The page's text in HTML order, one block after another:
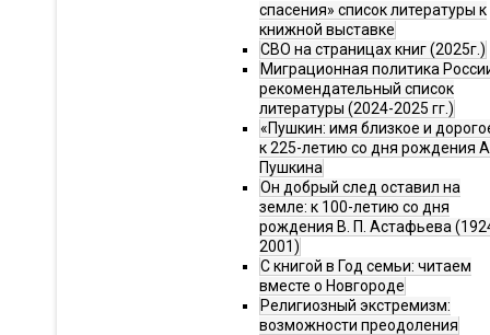
спасения» список литературы к
книжной выставке
СВО на страницах книг (2025г.)
Миграционная политика
рекомендательный список
литературы (2024-2025 гг.)
«Пушкин: имя близкое и
к 225-летию со дня рождения
Пушкина
Он добрый след оставил на
земле: к 100-летию со дня
рождения В. П. Астафьева
2001)
С книгой в Год семьи: читаем
вместе о Новгороде
Религиозный экстремизм:
возможности преодоления